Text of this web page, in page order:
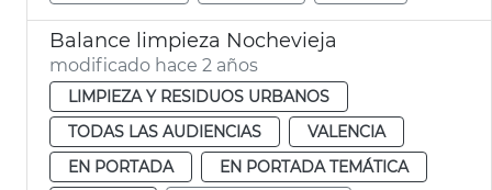
Balance limpieza Nochevieja
modificado hace 2 años
LIMPIEZA Y RESIDUOS URBANOS
TODAS LAS AUDIENCIAS
VALENCIA
EN PORTADA
EN PORTADA TEMÁTICA